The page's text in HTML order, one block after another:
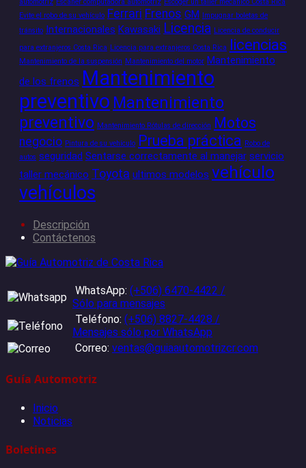
Evite el robo de su vehículo Ferrari Frenos GM Impugnar boletas de
tránsito Internacionales Kawasaki Licencia Licencia de conducir
para extranjeros Costa Rica Licencia para extranjeros Costa Rica licencias
Mantenimiento de la suspensión Mantenimiento del motor Mantenimiento
de los frenos Mantenimiento
preventivo Mantenimiento
preventivo Mantenimiento Rótulas de dirección Motos
negocio Pintura de su vehículo Prueba práctica Robo de
autos seguridad Sentarse correctamente al manejar servicio
taller mecánico Toyota ultimos modelos vehículo
vehículos
Descripción
Contáctenos
WhatsApp: (+506) 6470-4422 /
Sólo para mensajes
Teléfono: (+506) 8827-4428 /
Mensajes sólo por WhatsApp
Correo: ventas@guiaautomotrizcr.com
Guía Automotriz
Inicio
Noticias
Boletines